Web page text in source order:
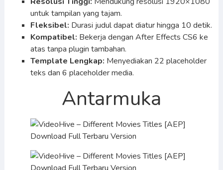
untuk tampilan yang tajam.
Fleksibel: Durasi judul dapat diatur hingga 10 detik.
Kompatibel: Bekerja dengan After Effects CS6 ke
atas tanpa plugin tambahan.
Template Lengkap: Menyediakan 22 placeholder
teks dan 6 placeholder media.
Antarmuka